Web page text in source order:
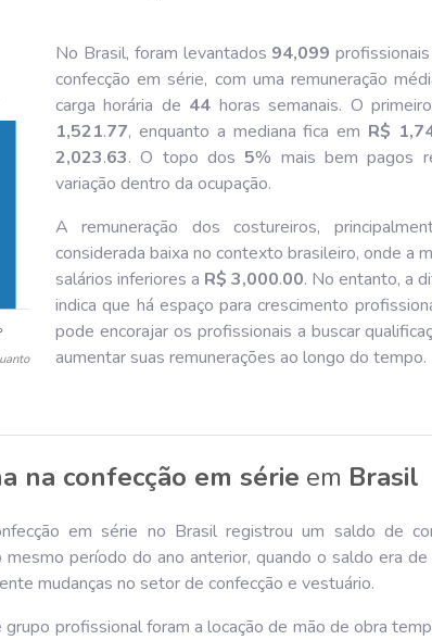
No Brasil, foram levantados 94,099
confecção em série, com uma remuneração
carga horária de 44 horas semanais. O
1,521.77, enquanto a mediana fica em R$
2,023.63. O topo dos 5% mais bem pagos
variação dentro da ocupação.
A remuneração dos costureiros,
considerada baixa no contexto brasileiro, onde a
salários inferiores a R$ 3,000.00. No entanto, a
indica que há espaço para crescimento
pode encorajar os profissionais a buscar
aumentar suas remunerações ao longo do tempo.
na confecção em série em Brasil
em série no Brasil registrou um saldo de
mesmo período do ano anterior, quando o saldo era de
mudanças no setor de confecção e vestuário.
profissional foram a locação de mão de obra